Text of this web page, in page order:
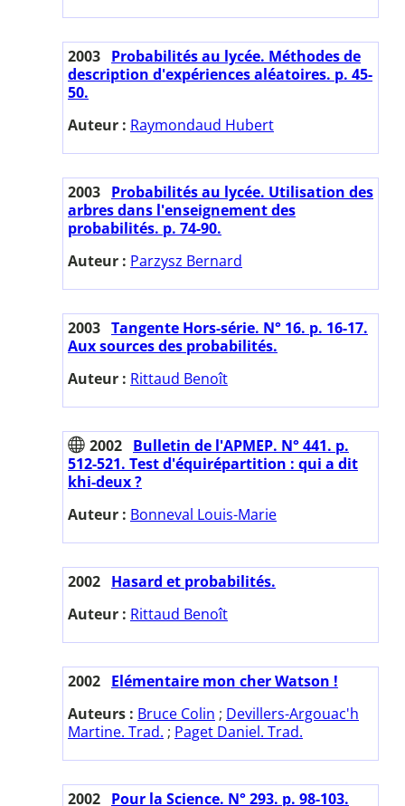
2003 Probabilités au lycée. Méthodes de
description d'expériences aléatoires. p. 45-
50.
Auteur : Raymondaud Hubert
2003 Probabilités au lycée. Utilisation des
arbres dans l'enseignement des
probabilités. p. 74-90.
Auteur : Parzysz Bernard
2003 Tangente Hors-série. N° 16. p. 16-17.
Aux sources des probabilités.
Auteur : Rittaud Benoît
2002 Bulletin de l'APMEP. N° 441. p.
512-521. Test d'équirépartition : qui a dit
khi-deux ?
Auteur : Bonneval Louis-Marie
2002 Hasard et probabilités.
Auteur : Rittaud Benoît
2002 Elémentaire mon cher Watson !
Auteurs : Bruce Colin ; Devillers-Argouac'h
Martine. Trad. ; Paget Daniel. Trad.
2002 Pour la Science. N° 293. p. 98-103.